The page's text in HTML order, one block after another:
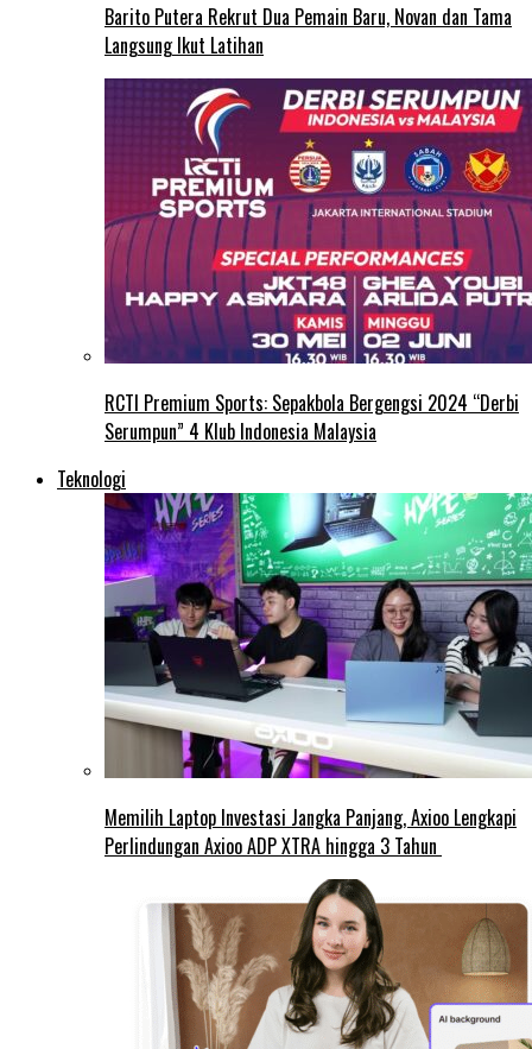
Barito Putera Rekrut Dua Pemain Baru, Novan dan Tama
Langsung Ikut Latihan
RCTI Premium Sports: Sepakbola Bergengsi 2024 “Derbi
Serumpun” 4 Klub Indonesia Malaysia
Teknologi
Memilih Laptop Investasi Jangka Panjang, Axioo Lengkapi
Perlindungan Axioo ADP XTRA hingga 3 Tahun